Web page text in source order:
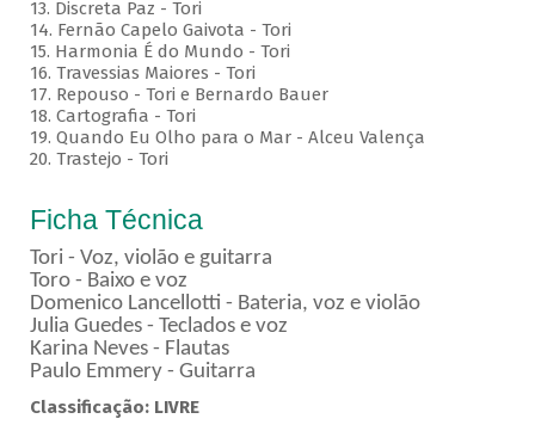
13. Discreta Paz - Tori
14. Fernão Capelo Gaivota - Tori
15. Harmonia É do Mundo - Tori
16. Travessias Maiores - Tori
17. Repouso - Tori e Bernardo Bauer
⁠18. Cartografia - Tori
19. Quando Eu Olho para o Mar - Alceu Valença
20. Trastejo - Tori
Ficha Técnica
Tori - Voz, violão e guitarra
Toro - Baixo e voz
Domenico Lancellotti - Bateria, voz e violão
Julia Guedes - Teclados e voz
Karina Neves - Flautas
Paulo Emmery - Guitarra
Classificação: LIVRE